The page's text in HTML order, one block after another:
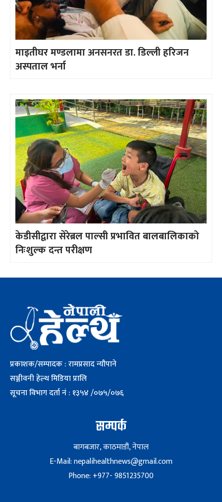
माइतीघर मण्डलामा अनसनरत डा. डिल्ली हरिजन
अस्पताल भर्ना
केडीसीद्वारा सेरेब्रल पाल्सी प्रभावित बालबालिकाको
निःशुल्क दन्त परीक्षण
प्रकाशक/सम्पादक : रामप्रसाद न्यौपाने
सञ्जीवनी हेल्थ मिडिया प्रालि
सूचना विभाग दर्ता नं : १३५४ /०७५/०७६
सम्पर्क
बागबजार, काठमाडौं, नेपाल
E-Mail: nepalihealthnews@gmail.com
Phone: +977- 9851235700